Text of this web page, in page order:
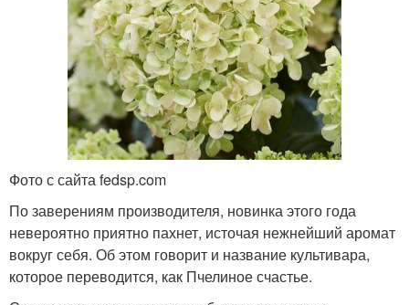
Фото с сайта fedsp.com
По заверениям производителя, новинка этого года
невероятно приятно пахнет, источая нежнейший аромат
вокруг себя. Об этом говорит и название культивара,
которое переводится, как Пчелиное счастье.